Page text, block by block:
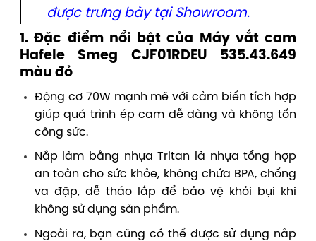
được trưng bày tại Showroom.
1. Đặc điểm nổi bật của Máy vắt cam
Hafele Smeg CJF01RDEU 535.43.649
màu đỏ
Động cơ 70W mạnh mẽ với cảm biến tích hợp
giúp quá trình ép cam dễ dàng và không tốn
công sức.
Nắp làm bằng nhựa Tritan là nhựa tổng hợp
an toàn cho sức khỏe, không chứa BPA, chống
va đập, dễ tháo lắp để bảo vệ khỏi bụi khi
không sử dụng sản phẩm.
Ngoài ra, bạn cũng có thể được sử dụng nắp